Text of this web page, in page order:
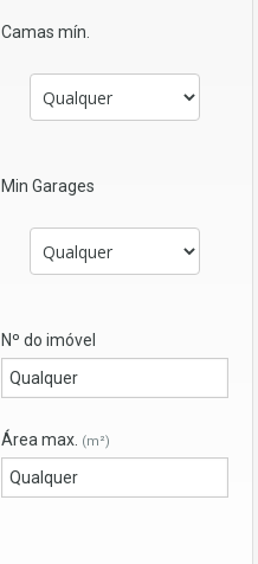
Camas mín.
Min Garages
Nº do imóvel
Área max. (m²)